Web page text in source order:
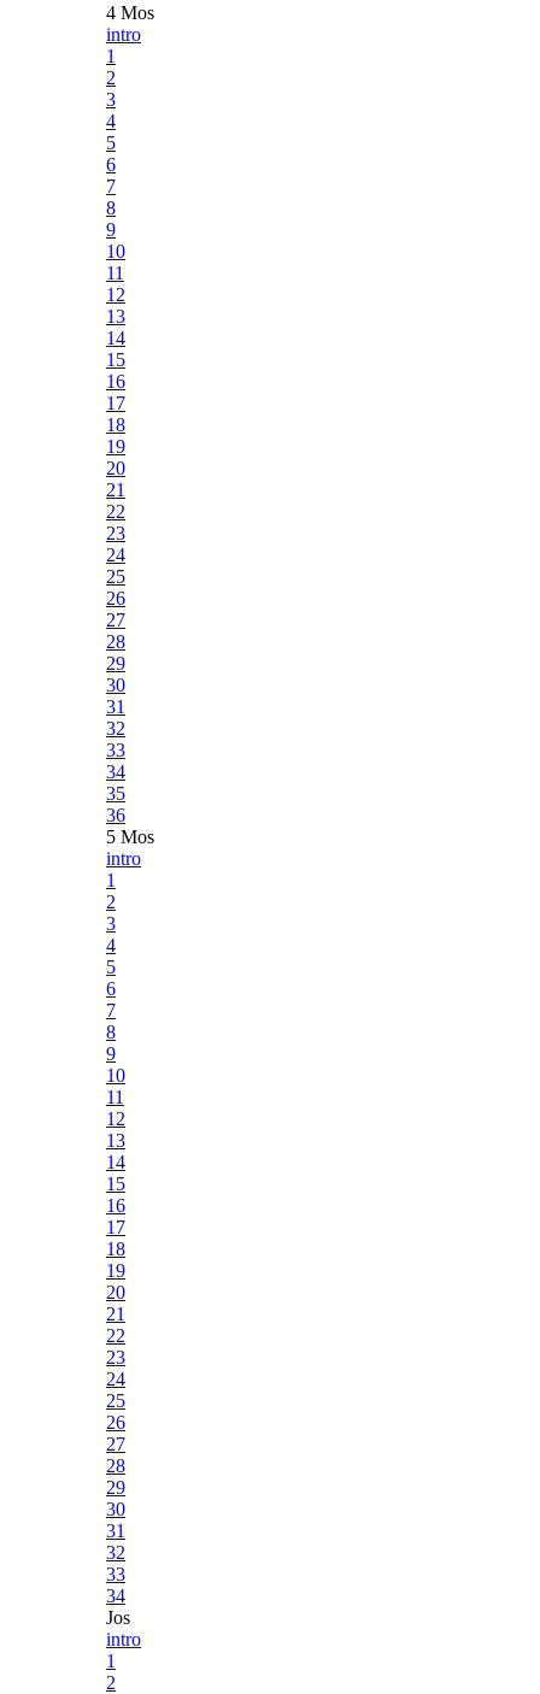
4 Mos
intro
1
2
3
4
5
6
7
8
9
10
11
12
13
14
15
16
17
18
19
20
21
22
23
24
25
26
27
28
29
30
31
32
33
34
35
36
5 Mos
intro
1
2
3
4
5
6
7
8
9
10
11
12
13
14
15
16
17
18
19
20
21
22
23
24
25
26
27
28
29
30
31
32
33
34
Jos
intro
1
2